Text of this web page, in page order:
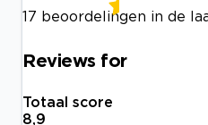
17 beoordelingen in de
Reviews for
Totaal score
8,9